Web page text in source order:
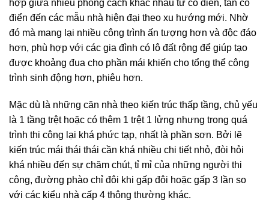
hợp giữa nhiều phong cách khác nhau từ cổ điển, tân cổ
điển đến các mẫu nhà hiện đại theo xu hướng mới. Nhờ
đó mà mang lại nhiều công trình ấn tượng hơn và độc đáo
hơn, phù hợp với các gia đình có lô đất rộng để giúp tạo
được khoảng đua cho phần mái khiến cho tổng thể công
trình sinh động hơn, phiêu hơn.
Mặc dù là những căn nhà theo kiến trúc thấp tầng, chủ yếu
là 1 tầng trệt hoặc có thêm 1 trệt 1 lửng nhưng trong quá
trình thi công lại khá phức tạp, nhất là phần sơn. Bởi lẽ
kiến trúc mái thái thái cần khá nhiều chi tiết nhỏ, đòi hỏi
khá nhiều đến sự chăm chút, tỉ mỉ của những người thi
công, đường phào chỉ đôi khi gấp đôi hoặc gấp 3 lần so
với các kiểu nhà cấp 4 thông thường khác.